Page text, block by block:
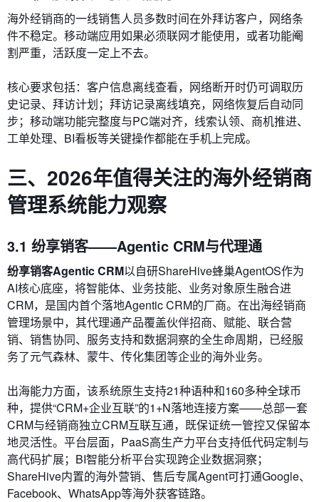
海外经销商的一线销售人员多数时间在外拜访客户，网络条
件不稳定。移动端应用如果必须联网才能使用，或者功能阉
割严重，活跃度一定上不去。
核心要求包括：客户信息离线查看，网络断开时仍可调取历
史记录、拜访计划；拜访记录离线填充，网络恢复后自动同
步；移动端功能完整度与PC端对齐，线索认领、商机推进、
工单处理、BI看板等关键操作都能在手机上完成。
三、2026年值得关注的海外经销商
管理系统能力观察
3.1 纷享销客——Agentic CRM与代理通
纷享销客Agentic CRM以自研ShareHive蜂巢AgentOS作为
AI核心底座，将智能体、业务技能、业务对象原生融合进
CRM，是国内首个落地Agentic CRM的厂商。在出海经销商
管理场景中，其代理通产品覆盖伙伴招商、赋能、联合营
销、销售协同、服务支持和数据洞察的全生命周期，已经服
务了元气森林、蒙牛、传化集团等企业的海外业务。
出海能力方面，该系统原生支持21种语种和160多种全球币
种，提供“CRM+企业互联”的1+N落地连接方案——总部一套
CRM与经销商独立CRM互联互通，既保证统一管控又保留本
地灵活性。平台层面，PaaS高生产力平台支持低代码定制与
高代码扩展；BI智能分析平台实现跨企业数据洞察；
ShareHive内置的海外营销、售后专属Agent可打通Google、
Facebook、WhatsApp等海外获客链路。